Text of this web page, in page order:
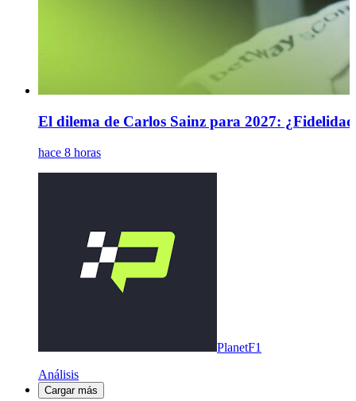
El dilema de Carlos Sainz para 2027:
hace 8 horas
PlanetF1
Análisis
Cargar más